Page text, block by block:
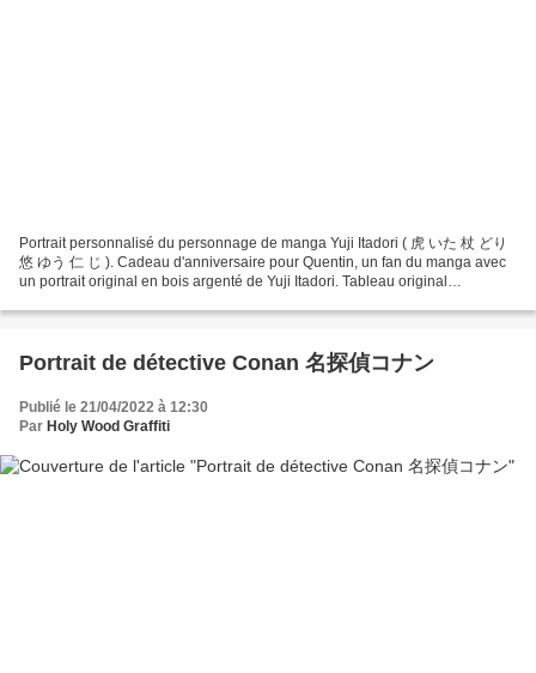
Portrait personnalisé du personnage de manga Yuji Itadori ( 虎 いた 杖 どり
悠 ゆう 仁 じ ). Cadeau d'anniversaire pour Quentin, un fan du manga avec
un portrait original en bois argenté de Yuji Itadori. Tableau original
Portrait de détective Conan 名探偵コナン
Publié le 21/04/2022 à 12:30
Par Holy Wood Graffiti